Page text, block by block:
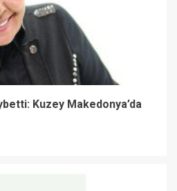
Kuzey Makedonya’da